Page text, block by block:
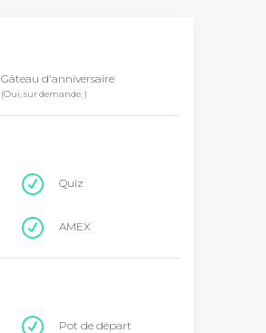
Gâteau d'anniversaire
(Oui, sur demande. )
Quiz
AMEX
Pot de départ